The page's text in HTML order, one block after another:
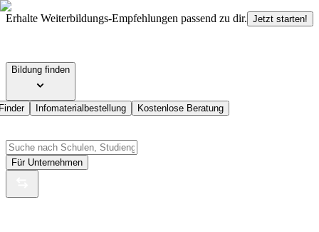
Erhalte Weiterbildungs-Empfehlungen passend zu dir. Jetzt starten!
Bildung finden
Infomaterialbestellung Kostenlose Beratung
Für Unternehmen